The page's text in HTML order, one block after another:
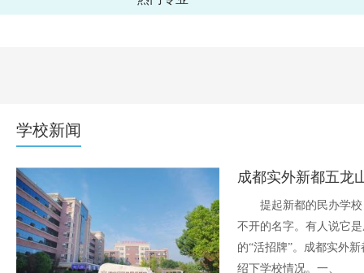
学校新闻
成都实外新都五龙
提起新都的民办学
不开的名字。有人说它
的“活招牌”。成都实外
绍下学校情况。一、